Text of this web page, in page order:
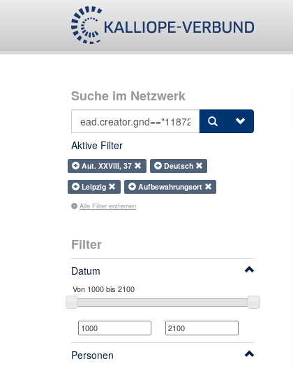
Suche im Netzwerk
Aktive Filter
Aut. XXVIII, 37
Deutsch
Leipzig
Aufbewahrungsort
Alle Filter entfernen
Filter
Datum
Personen